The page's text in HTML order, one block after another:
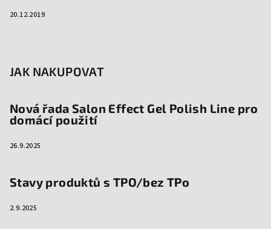
20.12.2019
JAK NAKUPOVAT
Nová řada Salon Effect Gel Polish Line pro
domácí použití
26.9.2025
Stavy produktů s TPO/bez TPo
2.9.2025